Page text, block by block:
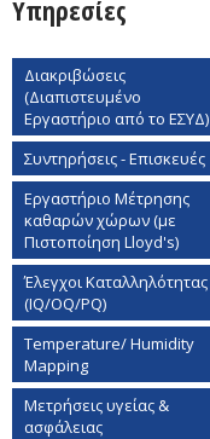
Υπηρεσίες
Διακριβώσεις
(Διαπιστευμένο
Εργαστήριο από το ΕΣΥΔ)
Συντηρήσεις - Επισκευές
Εργαστήριο Mέτρησης
καθαρών χώρων (με
Πιστοποίηση Lloyd's)
Έλεγχοι Καταλληλότητας
(IQ/OQ/PQ)
Temperature/ Humidity
Mapping
Μετρήσεις υγείας &
ασφάλειας